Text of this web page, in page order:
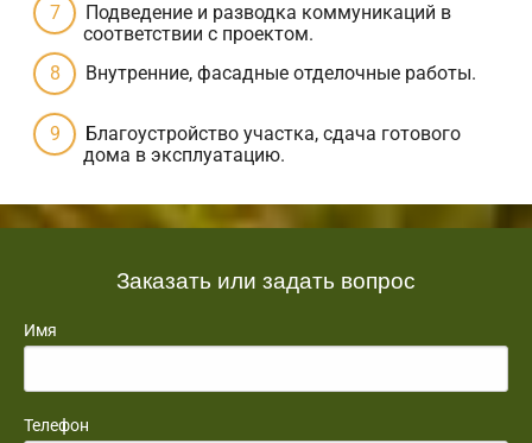
Подведение и разводка коммуникаций в
соответствии с проектом.
Внутренние, фасадные отделочные работы.
Благоустройство участка, сдача готового
дома в эксплуатацию.
Заказать или задать вопрос
Имя
Телефон